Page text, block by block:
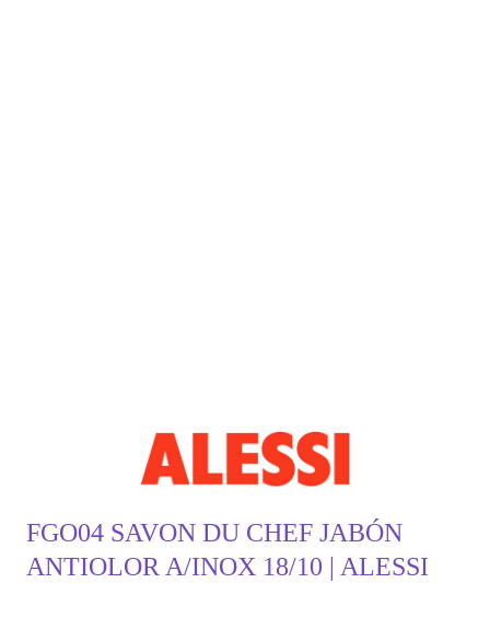
FGO04 SAVON DU CHEF JABÓN
ANTIOLOR A/INOX 18/10 | ALESSI